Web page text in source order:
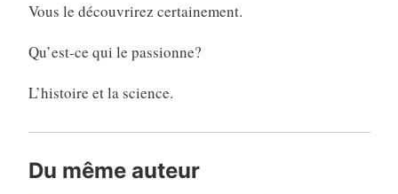
Vous le découvrirez certainement.
Qu’est-ce qui le passionne?
L’histoire et la science.
Du même auteur